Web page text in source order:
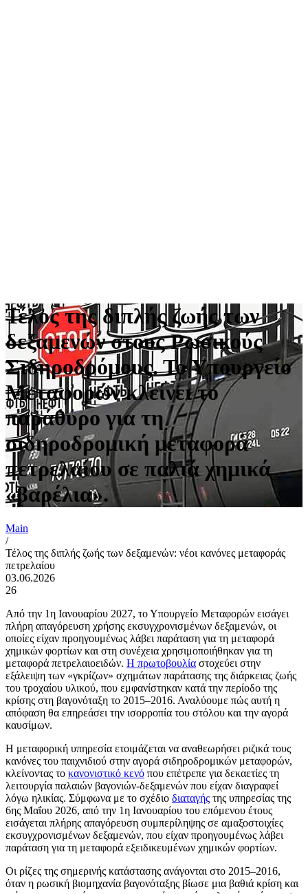
Τέλος της διπλής ζωής των
δεξαμενών στους Ρωσικούς
Σιδηροδρόμους. Το Υπουργείο
Μεταφορών κλείνει το
παράθυρο για τη
σιδηροδρομική μεταφορά
πετρελαίου σε παλιά χημικά
«βαρέλια».
Main
/
Τέλος της διπλής ζωής των δεξαμενών: νέοι κανόνες μεταφοράς
πετρελαίου
03.06.2026
26
Από την 1η Ιανουαρίου 2027, το Υπουργείο Μεταφορών εισάγει
πλήρη απαγόρευση χρήσης εκσυγχρονισμένων δεξαμενών, οι
οποίες είχαν προηγουμένως λάβει παράταση για τη μεταφορά
χημικών φορτίων και στη συνέχεια χρησιμοποιήθηκαν για τη
μεταφορά πετρελαιοειδών. Η πρωτοβουλία στοχεύει στην
εξάλειψη των «γκρίζων» σχημάτων παράτασης της διάρκειας ζωής
του τροχαίου υλικού, που εμφανίστηκαν κατά την περίοδο της
κρίσης στη βαγονόταξη το 2015–2016. Αναλύουμε πώς αυτή η
απόφαση θα επηρεάσει την ισορροπία του στόλου και την αγορά
καυσίμων.
Η μεταφορική υπηρεσία ετοιμάζεται να αναθεωρήσει ριζικά τους
κανόνες του παιχνιδιού στην αγορά σιδηροδρομικών μεταφορών,
κλείνοντας το κανονιστικό κενό που επέτρεπε για δεκαετίες τη
λειτουργία παλαιών βαγονιών-δεξαμενών που είχαν διαγραφεί
λόγω ηλικίας. Σύμφωνα με το σχέδιο διαταγής της υπηρεσίας της
6ης Μαΐου 2026, από την 1η Ιανουαρίου του επόμενου έτους
εισάγεται πλήρης απαγόρευση συμπερίληψης σε αμαξοστοιχίες
εκσυγχρονισμένων δεξαμενών, που είχαν προηγουμένως λάβει
παράταση για τη μεταφορά εξειδικευμένων χημικών φορτίων.
Οι ρίζες της σημερινής κατάστασης ανάγονται στο 2015–2016,
όταν η ρωσική βιομηχανία βαγονόταξης βίωσε μια βαθιά κρίση και